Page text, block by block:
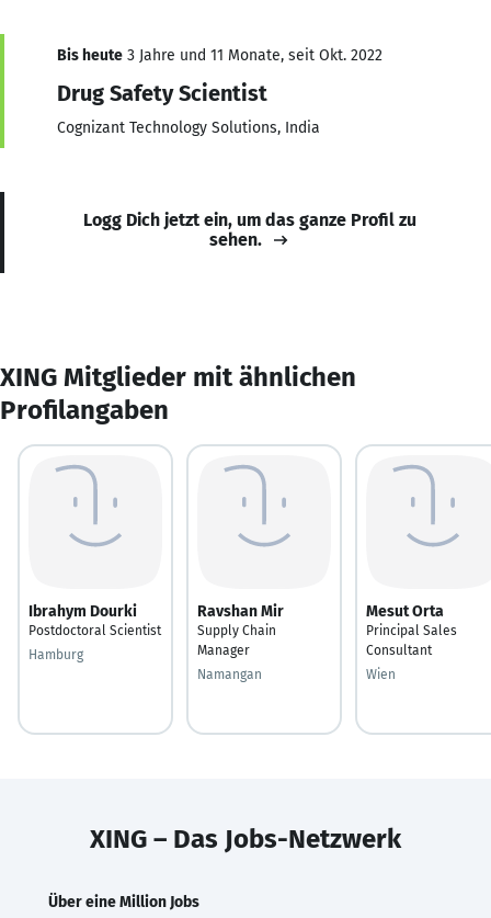
Bis heute 3 Jahre und 11 Monate, seit Okt. 2022
Drug Safety Scientist
Cognizant Technology Solutions, India
Logg Dich jetzt ein, um das ganze Profil zu
sehen.
XING Mitglieder mit ähnlichen
Profilangaben
Ibrahym Dourki
Postdoctoral Scientist
Hamburg
Ravshan Mir
Supply Chain
Manager
Namangan
Mesut Orta
Principal Sales
Consultant
Wien
XING – Das Jobs-Netzwerk
Über eine Million Jobs